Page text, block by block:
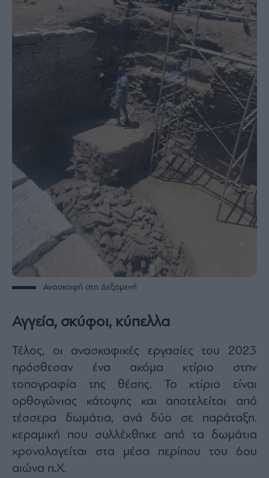
Ανασκαφή στη Δεξαμενή
Αγγεία, σκύφοι, κύπελλα
Τέλος, οι ανασκαφικές εργασίες του 2023
πρόσθεσαν ένα ακόμα κτίριο στην
τοπογραφία της θέσης. Το κτίριο είναι
ορθογώνιας κάτοψης και αποτελείται από
τέσσερα δωμάτια, ανά δύο σε παράταξη.
κεραμική που συλλέχθηκε από τα δωμάτια
χρονολογείται στα μέσα περίπου του 6ου
αιώνα π.Χ.